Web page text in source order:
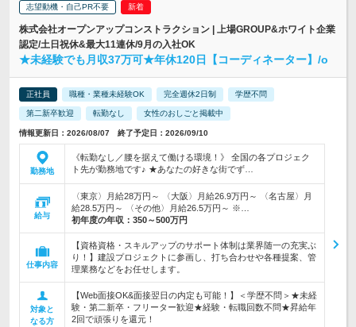
志望動機・自己PR不要
株式会社オープンアップコンストラクション | 上場GROUP&ホワイト企業
認定/土日祝休&最大11連休/9月の入社OK
★未経験でも月収37万可★年休120日【コーディネーター】/o
正社員 職種・業種未経験OK 完全週休2日制 学歴不問
第二新卒歓迎 転勤なし 女性のおしごと掲載中
情報更新日：2026/08/07 終了予定日：2026/09/10
勤務地
《転勤なし／腰を据えて働ける環境！》 全国の各プロジェク
ト先が勤務地です♪ ★あなたの好きな街でず…
給与
〈東京〉月給28万円～ 〈大阪〉月給26.9万円～ 〈名古屋〉月
給28.5万円～ 〈その他〉月給26.5万円～ ※…
初年度の年収： 350～500万円
仕事内容
【資格資格・スキルアップのサポート体制は業界随一の充実ぶ
り！】建設プロジェクトに参画し、打ち合わせや各種提案、管
理業務などをお任せします。
対象と
なる方
【Web面接OK&面接翌日の内定も可能！】＜学歴不問＞★未経
験・第二新卒・フリーター歓迎★経験・転職回数不問★昇給年
2回で頑張りを還元！